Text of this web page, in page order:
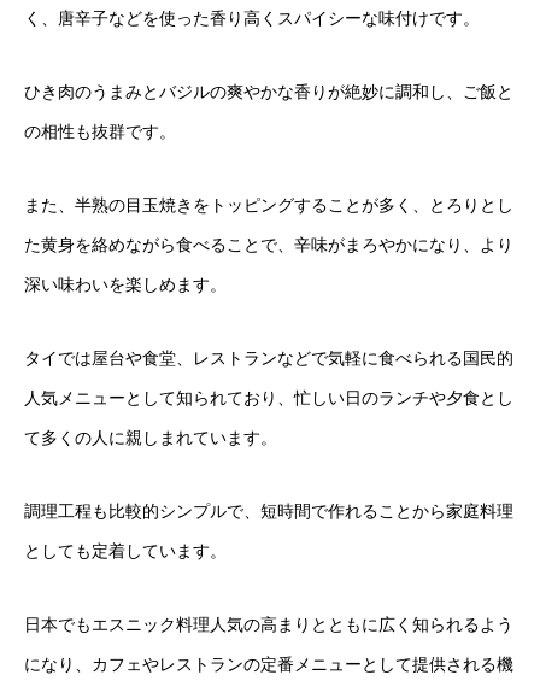
く、唐辛子などを使った香り高くスパイシーな味付けです。
ひき肉のうまみとバジルの爽やかな香りが絶妙に調和し、ご飯と
の相性も抜群です。
また、半熟の目玉焼きをトッピングすることが多く、とろりとし
た黄身を絡めながら食べることで、辛味がまろやかになり、より
深い味わいを楽しめます。
タイでは屋台や食堂、レストランなどで気軽に食べられる国民的
人気メニューとして知られており、忙しい日のランチや夕食とし
て多くの人に親しまれています。
調理工程も比較的シンプルで、短時間で作れることから家庭料理
としても定着しています。
日本でもエスニック料理人気の高まりとともに広く知られるよう
になり、カフェやレストランの定番メニューとして提供される機